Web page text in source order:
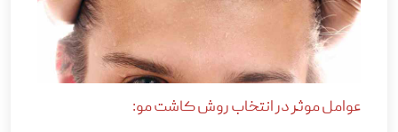
عوامل موثر در انتخاب روش کاشت مو: